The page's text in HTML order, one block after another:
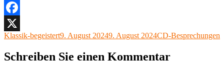
Facebook
X
Autor
Klassik-begeistertVeröffentlicht
9. August 20249. August 2024Kategorien
CD-Besprechungen
Schreiben Sie einen Kommentar